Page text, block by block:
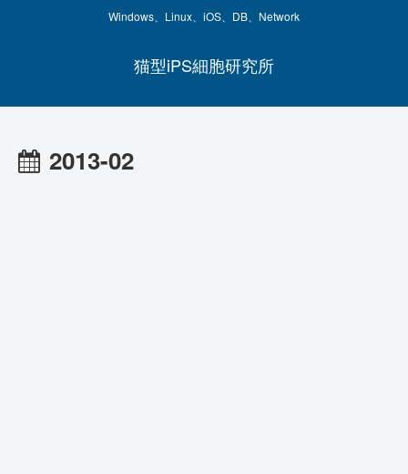
Windows、Linux、iOS、DB、Network
猫型iPS細胞研究所
2013-02